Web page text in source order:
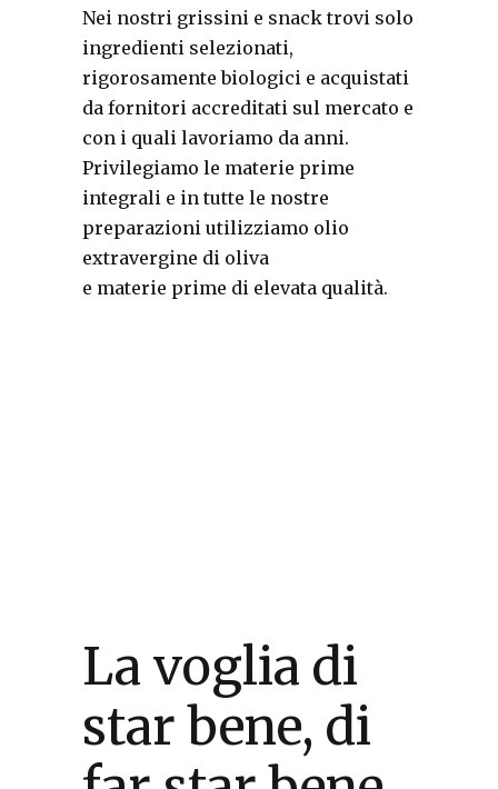
Nei nostri grissini e snack trovi solo
ingredienti selezionati,
rigorosamente biologici e acquistati
da fornitori accreditati sul mercato e
con i quali lavoriamo da anni.
Privilegiamo le materie prime
integrali e in tutte le nostre
preparazioni utilizziamo olio
extravergine di oliva
e materie prime di elevata qualità.
La voglia di
star bene, di